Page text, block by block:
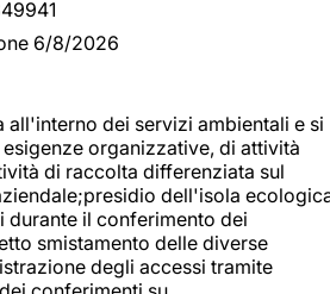
6/8/2026
all'interno dei servizi ambientali e si
organizzative, di attività
di raccolta differenziata sul
dell'isola
durante il conferimento dei
smistamento delle diverse
degli accessi tramite